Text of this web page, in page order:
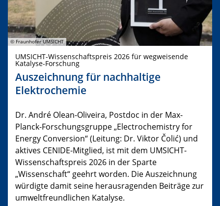
© Fraunhofer UMSICHT
UMSICHT-Wissenschaftspreis 2026 für wegweisende
Katalyse-Forschung
Auszeichnung für nachhaltige
Elektrochemie
Dr. André Olean-Oliveira, Postdoc in der Max-
Planck-Forschungsgruppe „Electrochemistry for
Energy Conversion“ (Leitung: Dr. Viktor Čolić) und
aktives CENIDE-Mitglied, ist mit dem UMSICHT-
Wissenschaftspreis 2026 in der Sparte
„Wissenschaft“ geehrt worden. Die Auszeichnung
würdigte damit seine herausragenden Beiträge zur
umweltfreundlichen Katalyse.